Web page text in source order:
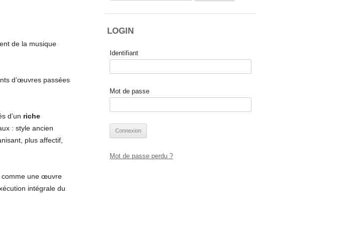
de la musique
d’œuvres passées
d’un riche
: style ancien
plus affectif,
comme une œuvre
intégrale du
LOGIN
Identifiant
Mot de passe
Mot de passe perdu ?